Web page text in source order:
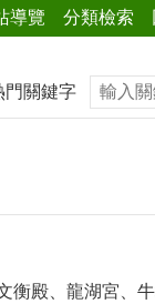
導覽 分類檢索
門關鍵字
衡殿、龍湖宮、